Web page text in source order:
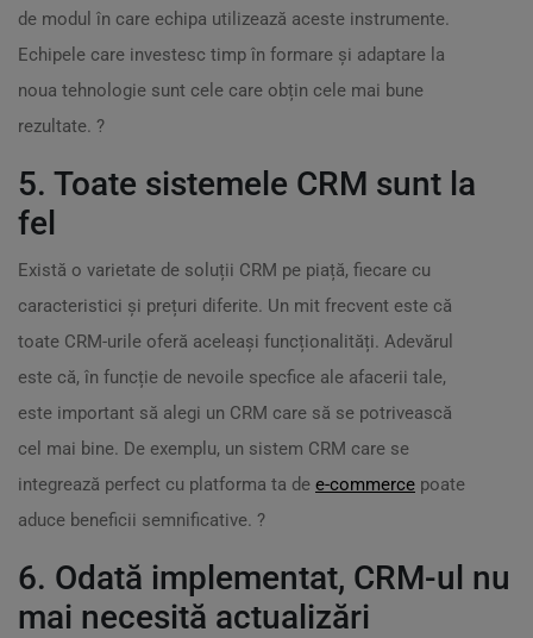
de modul în care echipa utilizează aceste instrumente.
Echipele care investesc timp în formare și adaptare la
noua tehnologie sunt cele care obțin cele mai bune
rezultate. ?
5. Toate sistemele CRM sunt la
fel
Există o varietate de soluții CRM pe piață, fiecare cu
caracteristici și prețuri diferite. Un mit frecvent este că
toate CRM-urile oferă aceleași funcționalități. Adevărul
este că, în funcție de nevoile specfice ale afacerii tale,
este important să alegi un CRM care să se potrivească
cel mai bine. De exemplu, un sistem CRM care se
integrează perfect cu platforma ta de e-commerce poate
aduce beneficii semnificative. ?
6. Odată implementat, CRM-ul nu
mai necesită actualizări